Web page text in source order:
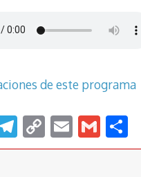
de este programa
T
el
C
o
E
m
G
m o